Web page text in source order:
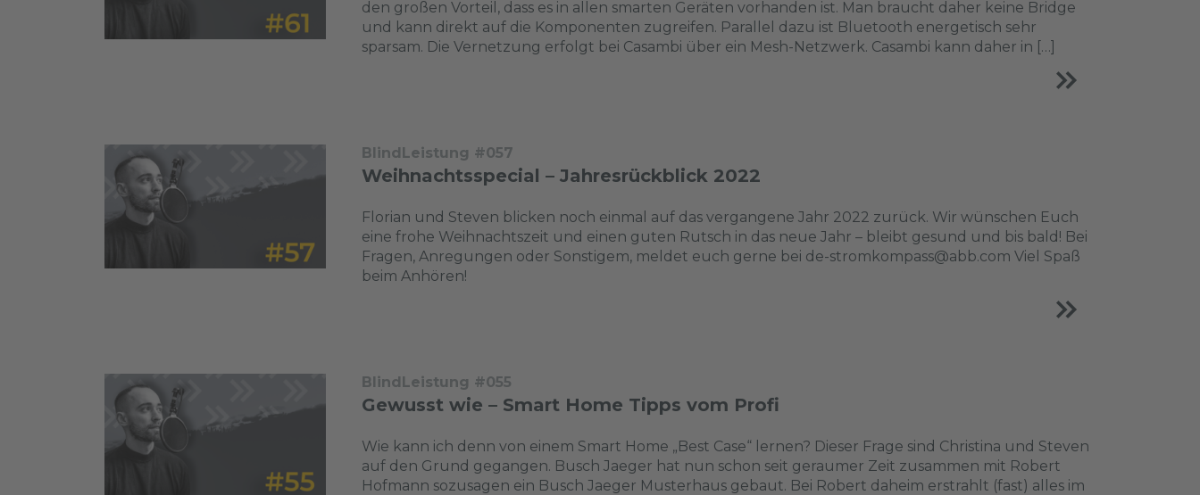
den großen Vorteil, dass es in allen smarten Geräten vorhanden ist. Man braucht daher keine Bridge
und kann direkt auf die Komponenten zugreifen. Parallel dazu ist Bluetooth energetisch sehr
sparsam. Die Vernetzung erfolgt bei Casambi über ein Mesh-Netzwerk. Casambi kann daher in […]
BlindLeistung #057
Weihnachtsspecial – Jahresrückblick 2022
Florian und Steven blicken noch einmal auf das vergangene Jahr 2022 zurück. Wir wünschen Euch
eine frohe Weihnachtszeit und einen guten Rutsch in das neue Jahr – bleibt gesund und bis bald! Bei
Fragen, Anregungen oder Sonstigem, meldet euch gerne bei de-stromkompass@abb.com Viel Spaß
beim Anhören!
BlindLeistung #055
Gewusst wie – Smart Home Tipps vom Profi
Wie kann ich denn von einem Smart Home „Best Case“ lernen? Dieser Frage sind Christina und Steven
auf den Grund gegangen. Busch Jaeger hat nun schon seit geraumer Zeit zusammen mit Robert
Hofmann sozusagen ein Busch Jaeger Musterhaus gebaut. Bei Robert daheim erstrahlt (fast) alles im